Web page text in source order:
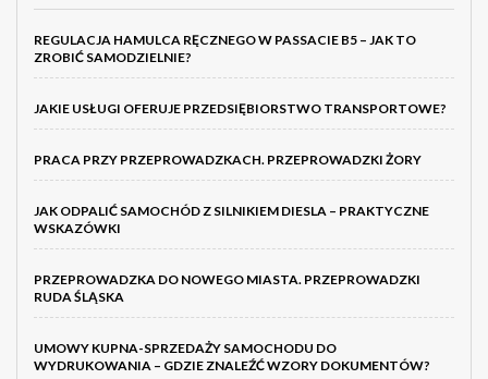
REGULACJA HAMULCA RĘCZNEGO W PASSACIE B5 – JAK TO
ZROBIĆ SAMODZIELNIE?
JAKIE USŁUGI OFERUJE PRZEDSIĘBIORSTWO TRANSPORTOWE?
PRACA PRZY PRZEPROWADZKACH. PRZEPROWADZKI ŻORY
JAK ODPALIĆ SAMOCHÓD Z SILNIKIEM DIESLA – PRAKTYCZNE
WSKAZÓWKI
PRZEPROWADZKA DO NOWEGO MIASTA. PRZEPROWADZKI
RUDA ŚLĄSKA
UMOWY KUPNA-SPRZEDAŻY SAMOCHODU DO
WYDRUKOWANIA – GDZIE ZNALEŹĆ WZORY DOKUMENTÓW?